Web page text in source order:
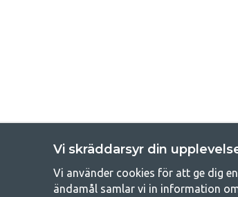
Vi skräddarsyr din
Vi använder cookies för att ge dig
ändamål samlar vi in information